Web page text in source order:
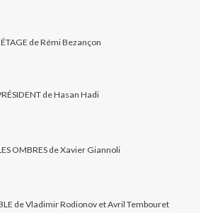
de Rémi Bezançon
de Hasan Hadi
OMBRES de Xavier Giannoli
de Vladimir Rodionov et Avril Tembouret